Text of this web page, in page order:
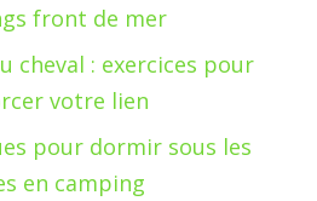
front de mer
cheval : exercices pour
votre lien
pour dormir sous les
en camping